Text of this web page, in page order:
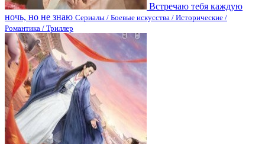
Встречаю тебя каждую
ночь, но не знаю Сериалы / Боевые искусства / Исторические /
Романтика / Триллер